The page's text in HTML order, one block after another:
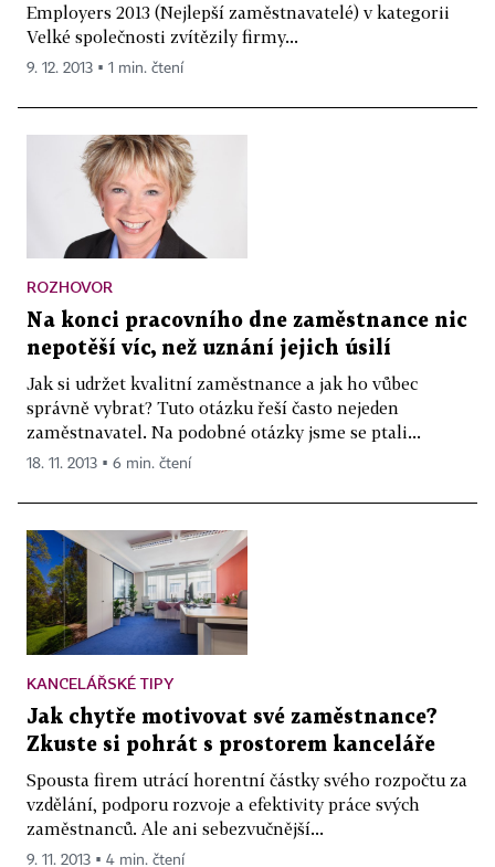
Employers 2013 (Nejlepší zaměstnavatelé) v kategorii
Velké společnosti zvítězily firmy...
9. 12. 2013 ▪ 1 min. čtení
ROZHOVOR
Na konci pracovního dne zaměstnance nic
nepotěší víc, než uznání jejich úsilí
Jak si udržet kvalitní zaměstnance a jak ho vůbec
správně vybrat? Tuto otázku řeší často nejeden
zaměstnavatel. Na podobné otázky jsme se ptali...
18. 11. 2013 ▪ 6 min. čtení
KANCELÁŘSKÉ TIPY
Jak chytře motivovat své zaměstnance?
Zkuste si pohrát s prostorem kanceláře
Spousta firem utrácí horentní částky svého rozpočtu za
vzdělání, podporu rozvoje a efektivity práce svých
zaměstnanců. Ale ani sebezvučnější...
9. 11. 2013 ▪ 4 min. čtení